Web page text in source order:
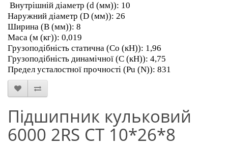
Внутрішній діаметр (d (мм)): 10
Наружний діаметр (D (мм)): 26
Ширина (В (мм)): 8
Маса (м (кг)): 0,019
Грузоподібність статична (Co (кН)): 1,96
Грузоподібність динамічної (С (кН)): 4,75
Предел усталостної прочності (Pu (N)): 831
Підшипник кульковий
6000 2RS CT 10*26*8